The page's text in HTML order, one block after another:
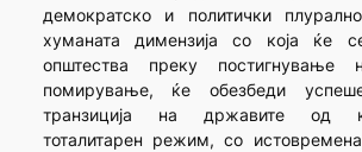
демократско и политички
хуманата димензија со која ќе
општества преку постигнување
помирување, ќе обезбеди
транзиција на државите од
тоталитарен режим, со